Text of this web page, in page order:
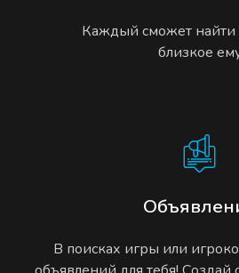
Каждый сможет найти
близкое
В поисках игры или